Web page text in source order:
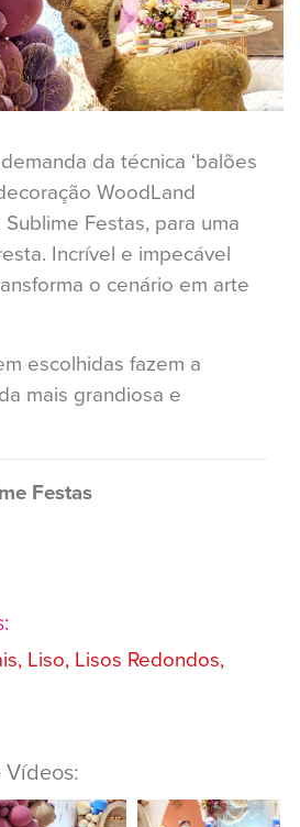
da técnica ‘balões
WoodLand
Festas, para uma
Incrível e impecável
o cenário em arte
escolhidas fazem a
mais grandiosa e
Festas
Liso, Lisos Redondos,